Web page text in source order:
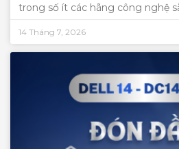
trong số ít các hãng công nghệ
14 Tháng 7, 2026